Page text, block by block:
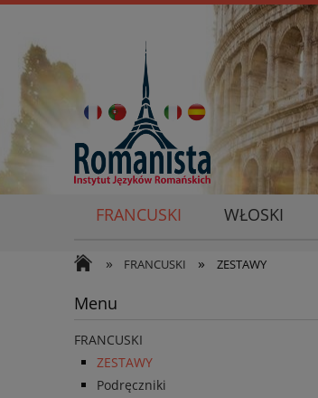
FRANCUSKI WŁOSKI
» FRANCUSKI » ZESTAWY
Menu
FRANCUSKI
ZESTAWY
Podręczniki